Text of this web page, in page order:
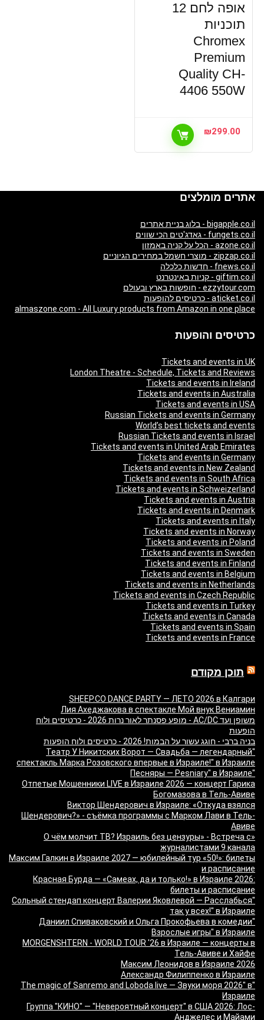
אופה לחם 12
תוכניות
Chromex
Premium
Quality CH-
4406 550W
₪299.00
אתרים מומלצים
bigapple.co.il - בלוג בניית אתרים
fungets.co.il - גאדג'טים הכי שווים
azone.co.il - הכל על קניה באמזון
zipzap.co.il - מוצרי חשמל במחירים הגיוניים
fnews.co.il - חדשות כלכלה
giftim.co.il - קניות באינטרנט
ezzytour.com - חופשות בארץ ובעולם
aticket.co.il - כרטיסים להופעות
almaszone.com - All Luxury products from Amazon in one place
כרטיסים והופעות
Tickets and events in UK
London Theatre - Schedule, Tickets and Reviews
Tickets and events in Ireland
Tickets and events in Australia
Tickets and events in USA
Russian Tickets and events in Germany
World’s best tickets and events
Russian Tickets and events in Israel
Tickets and events in United Arab Emirates
Tickets and events in Germany
Tickets and events in New Zealand
Tickets and events in South Africa
Tickets and events in Schweizerland
Tickets and events in Austria
Tickets and events in Denmark
Tickets and events in Italy
Tickets and events in Norway
Tickets and events in Poland
Tickets and events in Sweden
Tickets and events in Finland
Tickets and events in Belgium
Tickets and events in Netherlands
Tickets and events in Czech Republic
Tickets and events in Turkey
Tickets and events in Canada
Tickets and events in Spain
Tickets and events in France
תוכן מקודם
SHEEP.CO DANCE PARTY — ЛЕТО 2026 в Калгари
Лия Ахеджакова в спектакле Мой внук Вениамин
משופן ועד AC/DC - מופע פסנתר לאור נרות 2026 - כרטיסים ולוח
הופעות
בניה ברבי - חוגג עשור על הבמות! 2026 - כרטיסים ולוח הופעות
"Театр У Никитских Ворот — Свадьба — легендарный
спектакль Марка Розовского впервые в Израиле!" в Израиле
"Песняры — Pesniary" в Израиле
Отпетые Мошенники LIVE в Израиле 2026 — концерт Гарика
Богомазова в Тель-Авиве
Виктор Шендерович в Израиле: «Откуда взялся
Шендерович?» - съёмка программы с Марком Лави в Тель-
Авиве
«О чём молчит ТВ? Израиль без цензуры» - Встреча с
журналистами 9 канала
Максим Галкин в Израиле 2027 — юбилейный тур «50!»: билеты
и расписание
Красная Бурда — «Самеах, да и только!» в Израиле 2026:
билеты и расписание
"Сольный стендап концерт Валерии Яковлевой — Расслабься
так у всех!" в Израиле
"Даниил Спиваковский и Ольга Прокофьева в комедии
Взрослые игры" в Израиле
MORGENSHTERN - WORLD TOUR '26 в Израиле — концерты в
Тель-Авиве и Хайфе
Максим Леонидов в Израиле 2026
Александр Филиппенко в Израиле
"The magic of Sanremo and Loboda live — Звуки моря 2026" в
Израиле
Группа "КИНО" — "Невероятный концерт" в США 2026: Лос-
Анджелес и Майами